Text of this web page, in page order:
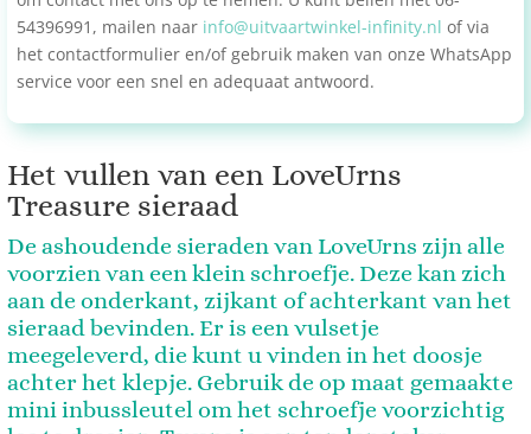
54396991, mailen naar info@uitvaartwinkel-infinity.nl of via
het contactformulier en/of gebruik maken van onze WhatsApp
service voor een snel en adequaat antwoord.
Het vullen van een LoveUrns
Treasure sieraad
De ashoudende sieraden van LoveUrns zijn alle
voorzien van een klein schroefje. Deze kan zich
aan de onderkant, zijkant of achterkant van het
sieraad bevinden. Er is een vulsetje
meegeleverd, die kunt u vinden in het doosje
achter het klepje. Gebruik de op maat gemaakte
mini inbussleutel om het schroefje voorzichtig